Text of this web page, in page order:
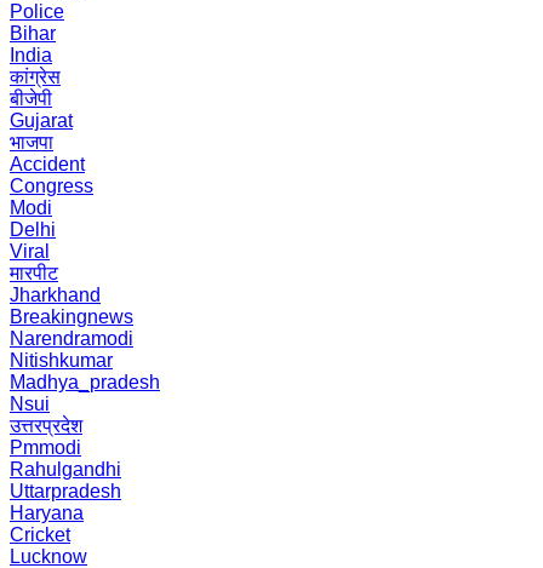
Police
Bihar
India
कांग्रेस
बीजेपी
Gujarat
भाजपा
Accident
Congress
Modi
Delhi
Viral
मारपीट
Jharkhand
Breakingnews
Narendramodi
Nitishkumar
Madhya_pradesh
Nsui
उत्तरप्रदेश
Pmmodi
Rahulgandhi
Uttarpradesh
Haryana
Cricket
Lucknow